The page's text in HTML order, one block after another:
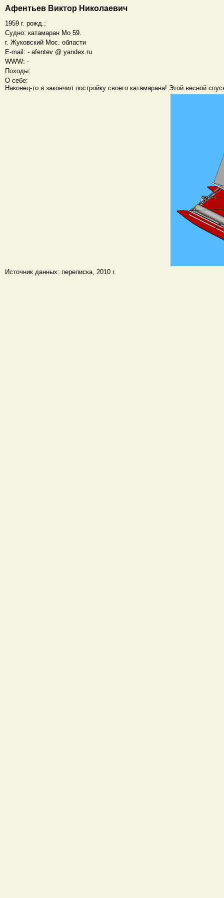
Афентьев Виктор Николаевич
1959 г. рожд.;
Судно: катамаран Mо 59.
г. Жуковский Мос. области
E-mail: - afentev @ yandex.ru
WWW: -
Походы:
О себе:
Наконец-то я закончил постройку своего катамарана! Этой весной
Источник данных: переписка, 2010 г.